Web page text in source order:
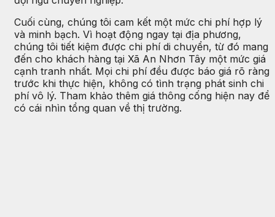
Cuối cùng, chúng tôi cam kết một mức chi phí hợp lý
và minh bạch. Vì hoạt động ngay tại địa phương,
chúng tôi tiết kiệm được chi phí di chuyển, từ đó mang
đến cho khách hàng tại Xã An Nhơn Tây một mức giá
cạnh tranh nhất. Mọi chi phí đều được báo giá rõ ràng
trước khi thực hiện, không có tình trạng phát sinh chi
phí vô lý. Tham khảo thêm giá thông cống hiện nay để
có cái nhìn tổng quan về thị trường.